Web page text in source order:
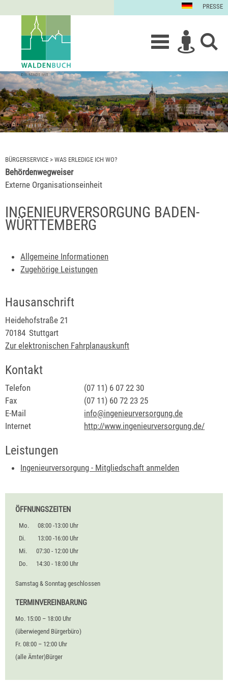
PRESSE
BÜRGERSERVICE > WAS ERLEDIGE ICH WO?
Behördenwegweiser
Externe Organisationseinheit
INGENIEURVERSORGUNG BADEN-
WÜRTTEMBERG
Allgemeine Informationen
Zugehörige Leistungen
Hausanschrift
Heidehofstraße 21
70184 Stuttgart
Zur elektronischen Fahrplanauskunft
Kontakt
Telefon (07 11) 6 07 22 30
Fax
(07 11) 60 72 23 25
E-Mail
info@ingenieurversorgung.de
Internet
http://www.ingenieurversorgung.de/
Leistungen
Ingenieurversorgung - Mitgliedschaft anmelden
ÖFFNUNGSZEITEN
Mo.
08:00 -13:00 Uhr
Di.
13:00 -16:00 Uhr
Mi.
07:30 - 12:00 Uhr
Do.
14:30 - 18:00 Uhr
Samstag & Sonntag geschlossen
TERMINVEREINBARUNG
Mo. 15:00 – 18:00 Uhr
(überwiegend Bürgerbüro)
Fr. 08:00 – 12:00 Uhr
(alle Ämter)Bürger